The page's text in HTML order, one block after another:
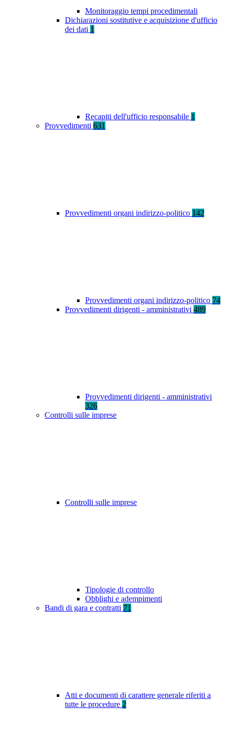
Monitoraggio tempi procedimentali
Dichiarazioni sostitutive e acquisizione d'ufficio
dei dati 1
Recapiti dell'ufficio responsabile 1
Provvedimenti 631
Provvedimenti organi indirizzo-politico 142
Provvedimenti organi indirizzo-politico 74
Provvedimenti dirigenti - amministrativi 489
Provvedimenti dirigenti - amministrativi
326
Controlli sulle imprese
Controlli sulle imprese
Tipologie di controllo
Obblighi e adempimenti
Bandi di gara e contratti 71
Atti e documenti di carattere generale riferiti a
tutte le procedure 2